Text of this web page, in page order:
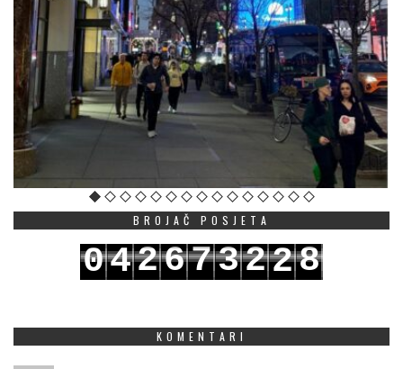
BROJAČ POSJETA
042673228
KOMENTARI